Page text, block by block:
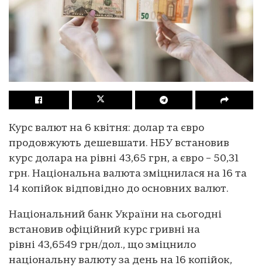
Курс валют на 6 квітня: долар та євро
продовжують дешевшати. НБУ встановив
курс долара на рівні 43,65 грн, а євро – 50,31
грн. Національна валюта зміцнилася на 16 та
14 копійок відповідно до основних валют.
Національний банк України на сьогодні
встановив офіційний курс гривні на
рівні 43,6549 грн/дол., що зміцнило
національну валюту за день на 16 копійок,